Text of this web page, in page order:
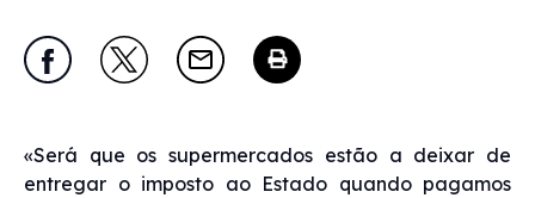
«Será que os supermercados estão a deixar de
entregar o imposto ao Estado quando pagamos